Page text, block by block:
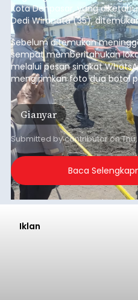
Kota Denpasar, yang
Dedi Wiranata (35),
pesisir Pantai Purnama,
Sebelum ditemukan
sempat memberitahukan
melalui pesan singkat
mengirimkan foto dua botol
istrinya.
Gianyar
Submitted bycontributoron
Baca
Iklan